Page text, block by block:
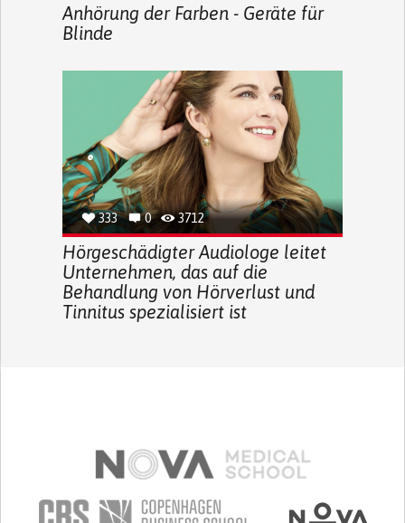
Anhörung der Farben - Geräte für
Blinde
333 0 3712
Hörgeschädigter Audiologe leitet
Unternehmen, das auf die
Behandlung von Hörverlust und
Tinnitus spezialisiert ist